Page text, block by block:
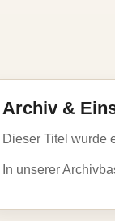
Archiv &
Dieser Titel wurde
In unserer